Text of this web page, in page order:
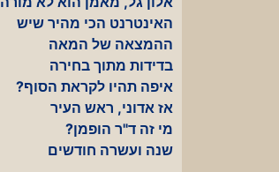
האינטרנט הכי מהיר שיש
ההמצאה של המאה
בדידות מתוך בחירה
איפה תהיו לקראת הסוף?
אז אדוני, ראש העיר
מי זה ד"ר הופמן?
שנה ועשרה חודשים